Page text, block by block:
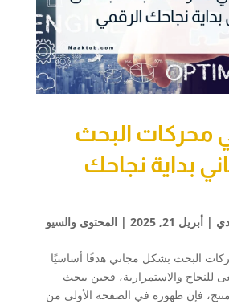
محركات البحث
بداية نجاحك
| أبريل 21, 2025 | المحتوى والسيو
البحث بشكل مجاني هدفًا أساسيًا
والاستمرارية، فحين يبحث
فإن ظهوره في الصفحة الأولى من